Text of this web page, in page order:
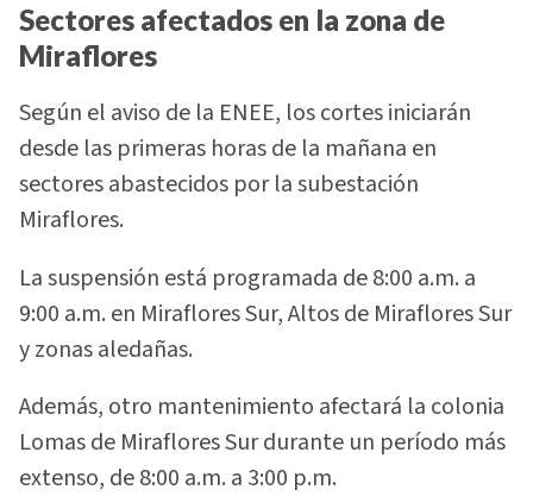
Sectores afectados en la zona de
Miraflores
Según el aviso de la ENEE, los cortes iniciarán
desde las primeras horas de la mañana en
sectores abastecidos por la subestación
Miraflores.
La suspensión está programada de 8:00 a.m. a
9:00 a.m. en Miraflores Sur, Altos de Miraflores Sur
y zonas aledañas.
Además, otro mantenimiento afectará la colonia
Lomas de Miraflores Sur durante un período más
extenso, de 8:00 a.m. a 3:00 p.m.